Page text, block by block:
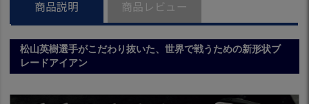
11月9日発売
商品説明 商品レビュー
松山英樹選手がこだわり抜いた、世界で戦うための新形状ブ
レードアイアン